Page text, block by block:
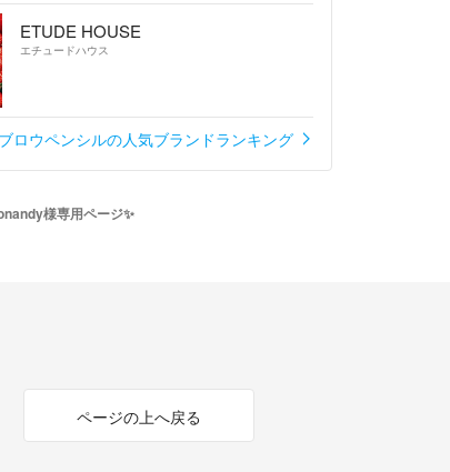
ETUDE HOUSE
エチュードハウス
ロウペンシルの人気ブランドランキング
様専用ページ✨
ページの上へ戻る